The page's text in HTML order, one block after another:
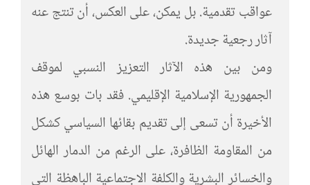
عواقب تقدمية. بل يمكن، على العكس، أن تنتج عنه
آثار رجعية جديدة.
ومن بين هذه الآثار التعزيز النسبي لموقف
الجمهورية الإسلامية الإقليمي. فقد بات بوسع هذه
الأخيرة أن تسعى إلى تقديم بقائها السياسي كشكل
من المقاومة الظافرة، على الرغم من الدمار الهائل
والخسائر البشرية والكلفة الاجتماعية الباهظة التي